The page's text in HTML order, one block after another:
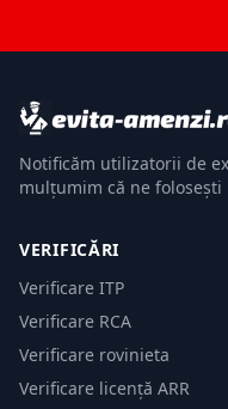
Notificăm utilizatorii de
mulțumim că ne folosești
VERIFICĂRI
Verificare ITP
Verificare RCA
Verificare rovinieta
Verificare licență ARR